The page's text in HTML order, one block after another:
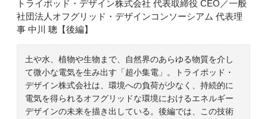
トライポッド・デザイン株式会社 代表取締役 CEO／一般
社団法人オフグリッド・デザインコンソーシアム 代表理
事 中川 聰【後編】
土や水、植物や生物まで、自然界のあらゆる物質を介し
て微小な電気を生み出す「超小集電」。トライポッド・
デザイン株式会社は、環境への負荷が少なく、持続的に
電気を得られるオフグリッドな環境におけるエネルギー
デザインの未来を描き出している。後編では、この技術